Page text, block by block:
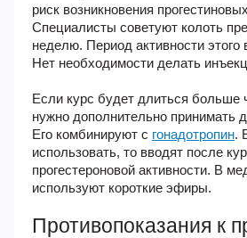
риск возникновения
Специалисты советуют колоть
неделю. Период активности этого
Нет необходимости делать
Если курс будет длиться больше
нужно дополнительно принимать
Его комбинируют с гонадотропин.
использовать, то вводят после
прогестероновой активности. В
используют короткие эфиры.
Противопоказания к